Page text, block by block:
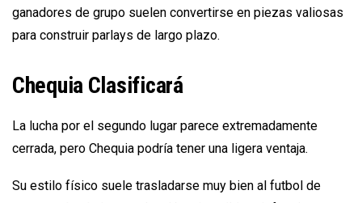
ganadores de grupo suelen convertirse en piezas valiosas
para construir parlays de largo plazo.
Chequia Clasificará
La lucha por el segundo lugar parece extremadamente
cerrada, pero Chequia podría tener una ligera ventaja.
Su estilo físico suele trasladarse muy bien al futbol de